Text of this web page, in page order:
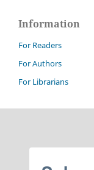
Information
For Readers
For Authors
For Librarians